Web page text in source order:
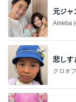
元ジャ
Ameba
悲しす
クロオ